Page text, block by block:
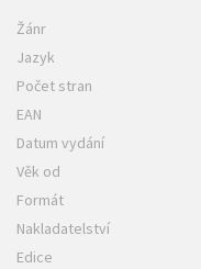
Žánr
Jazyk
Počet stran
EAN
Datum vydání
Věk od
Formát
Nakladatelství
Edice